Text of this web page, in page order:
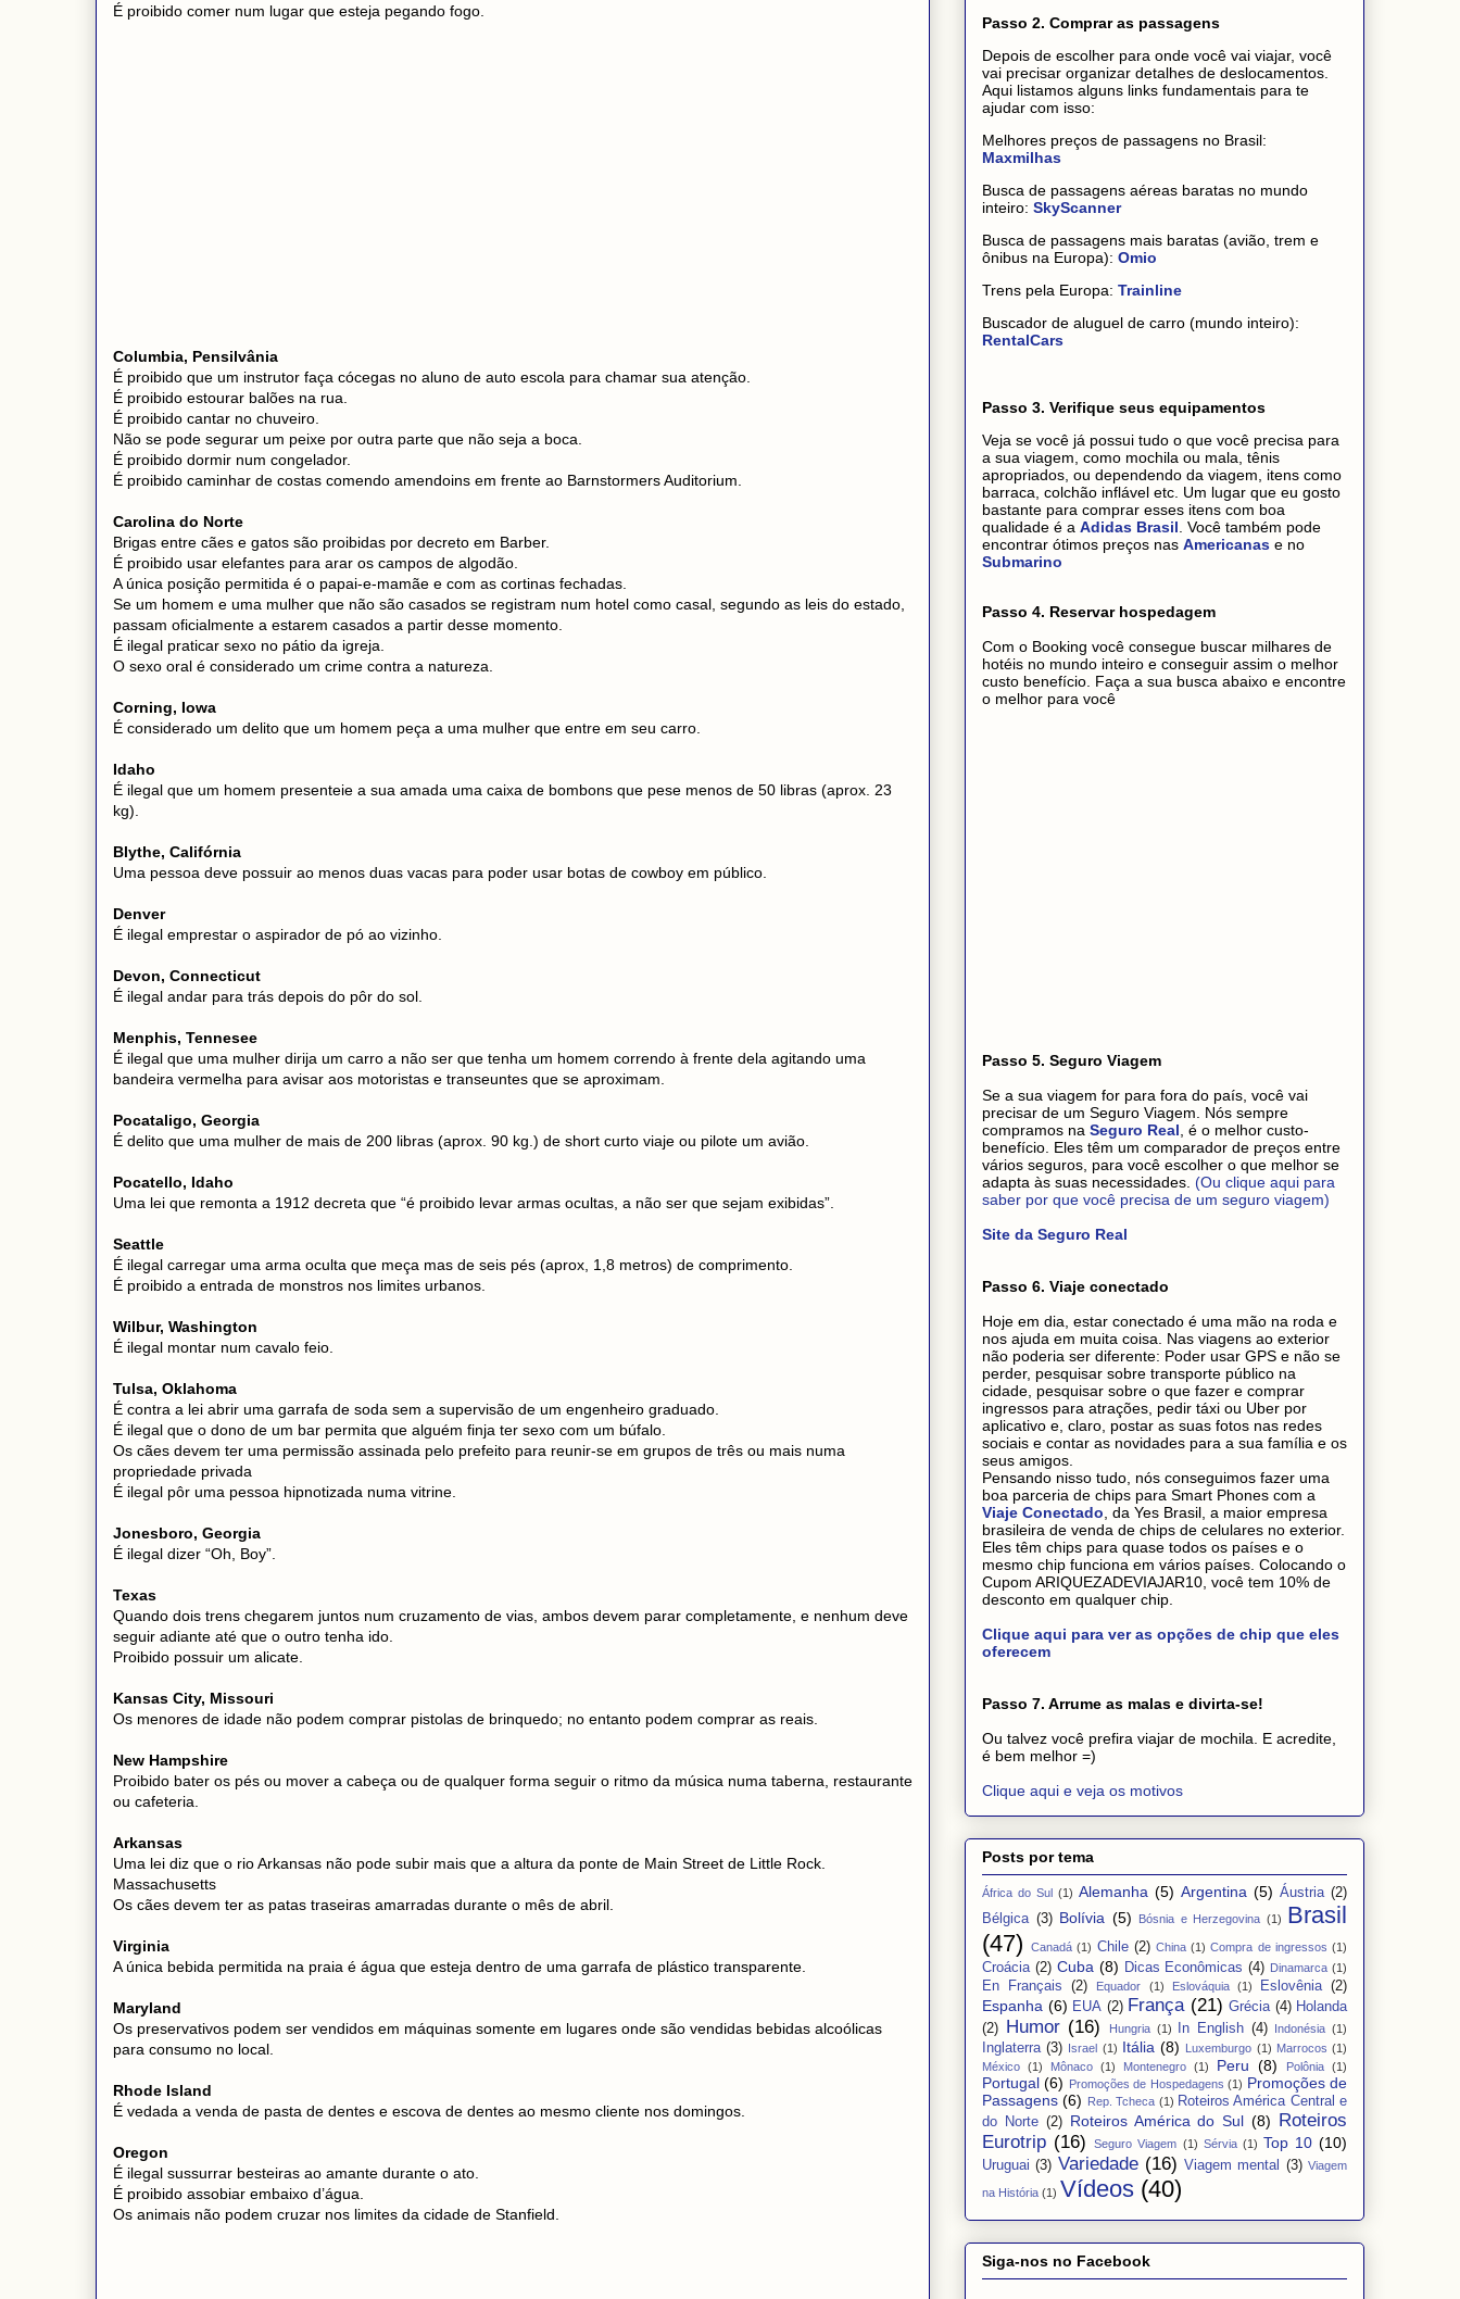
É proibido comer num lugar que esteja pegando fogo.
Columbia, Pensilvânia
É proibido que um instrutor faça cócegas no aluno de auto escola para chamar sua atenção.
É proibido estourar balões na rua.
É proibido cantar no chuveiro.
Não se pode segurar um peixe por outra parte que não seja a boca.
É proibido dormir num congelador.
É proibido caminhar de costas comendo amendoins em frente ao Barnstormers Auditorium.
Carolina do Norte
Brigas entre cães e gatos são proibidas por decreto em Barber.
É proibido usar elefantes para arar os campos de algodão.
A única posição permitida é o papai-e-mamãe e com as cortinas fechadas.
Se um homem e uma mulher que não são casados se registram num hotel como casal, segundo as leis do estado,
passam oficialmente a estarem casados a partir desse momento.
É ilegal praticar sexo no pátio da igreja.
O sexo oral é considerado um crime contra a natureza.
Corning, Iowa
É considerado um delito que um homem peça a uma mulher que entre em seu carro.
Idaho
É ilegal que um homem presenteie a sua amada uma caixa de bombons que pese menos de 50 libras (aprox. 23
kg).
Blythe, Califórnia
Uma pessoa deve possuir ao menos duas vacas para poder usar botas de cowboy em público.
Denver
É ilegal emprestar o aspirador de pó ao vizinho.
Devon, Connecticut
É ilegal andar para trás depois do pôr do sol.
Menphis, Tennesee
É ilegal que uma mulher dirija um carro a não ser que tenha um homem correndo à frente dela agitando uma
bandeira vermelha para avisar aos motoristas e transeuntes que se aproximam.
Pocataligo, Georgia
É delito que uma mulher de mais de 200 libras (aprox. 90 kg.) de short curto viaje ou pilote um avião.
Pocatello, Idaho
Uma lei que remonta a 1912 decreta que “é proibido levar armas ocultas, a não ser que sejam exibidas”.
Seattle
É ilegal carregar uma arma oculta que meça mas de seis pés (aprox, 1,8 metros) de comprimento.
É proibido a entrada de monstros nos limites urbanos.
Wilbur, Washington
É ilegal montar num cavalo feio.
Tulsa, Oklahoma
É contra a lei abrir uma garrafa de soda sem a supervisão de um engenheiro graduado.
É ilegal que o dono de um bar permita que alguém finja ter sexo com um búfalo.
Os cães devem ter uma permissão assinada pelo prefeito para reunir-se em grupos de três ou mais numa
propriedade privada
É ilegal pôr uma pessoa hipnotizada numa vitrine.
Jonesboro, Georgia
É ilegal dizer “Oh, Boy”.
Texas
Quando dois trens chegarem juntos num cruzamento de vias, ambos devem parar completamente, e nenhum deve
seguir adiante até que o outro tenha ido.
Proibido possuir um alicate.
Kansas City, Missouri
Os menores de idade não podem comprar pistolas de brinquedo; no entanto podem comprar as reais.
New Hampshire
Proibido bater os pés ou mover a cabeça ou de qualquer forma seguir o ritmo da música numa taberna, restaurante
ou cafeteria.
Arkansas
Uma lei diz que o rio Arkansas não pode subir mais que a altura da ponte de Main Street de Little Rock.
Massachusetts
Os cães devem ter as patas traseiras amarradas durante o mês de abril.
Virginia
A única bebida permitida na praia é água que esteja dentro de uma garrafa de plástico transparente.
Maryland
Os preservativos podem ser vendidos em máquinas somente em lugares onde são vendidas bebidas alcoólicas
para consumo no local.
Rhode Island
É vedada a venda de pasta de dentes e escova de dentes ao mesmo cliente nos domingos.
Oregon
É ilegal sussurrar besteiras ao amante durante o ato.
É proibido assobiar embaixo d’água.
Os animais não podem cruzar nos limites da cidade de Stanfield.
Passo 2. Comprar as passagens
Depois de escolher para onde você vai viajar, você
vai precisar organizar detalhes de deslocamentos.
Aqui listamos alguns links fundamentais para te
ajudar com isso:
Melhores preços de passagens no Brasil:
Maxmilhas
Busca de passagens aéreas baratas no mundo
inteiro: SkyScanner
Busca de passagens mais baratas (avião, trem e
ônibus na Europa): Omio
Trens pela Europa: Trainline
Buscador de aluguel de carro (mundo inteiro):
RentalCars
Passo 3. Verifique seus equipamentos
Veja se você já possui tudo o que você precisa para
a sua viagem, como mochila ou mala, tênis
apropriados, ou dependendo da viagem, itens como
barraca, colchão inflável etc. Um lugar que eu gosto
bastante para comprar esses itens com boa
qualidade é a Adidas Brasil . Você também pode
encontrar ótimos preços nas Americanas e no
Submarino
Passo 4. Reservar hospedagem
Com o Booking você consegue buscar milhares de
hotéis no mundo inteiro e conseguir assim o melhor
custo benefício. Faça a sua busca abaixo e encontre
o melhor para você
Passo 5. Seguro Viagem
Se a sua viagem for para fora do país, você vai
precisar de um Seguro Viagem. Nós sempre
compramos na Seguro Real , é o melhor custo-
benefício. Eles têm um comparador de preços entre
vários seguros, para você escolher o que melhor se
adapta às suas necessidades. (Ou clique aqui para
saber por que você precisa de um seguro viagem)
Site da Seguro Real
Passo 6. Viaje conectado
Hoje em dia, estar conectado é uma mão na roda e
nos ajuda em muita coisa. Nas viagens ao exterior
não poderia ser diferente: Poder usar GPS e não se
perder, pesquisar sobre transporte público na
cidade, pesquisar sobre o que fazer e comprar
ingressos para atrações, pedir táxi ou Uber por
aplicativo e, claro, postar as suas fotos nas redes
sociais e contar as novidades para a sua família e os
seus amigos.
Pensando nisso tudo, nós conseguimos fazer uma
boa parceria de chips para Smart Phones com a
Viaje Conectado , da Yes Brasil, a maior empresa
brasileira de venda de chips de celulares no exterior.
Eles têm chips para quase todos os países e o
mesmo chip funciona em vários países. Colocando o
Cupom ARIQUEZADEVIAJAR10, você tem 10% de
desconto em qualquer chip.
Clique aqui para ver as opções de chip que eles
oferecem
Passo 7. Arrume as malas e divirta-se!
Ou talvez você prefira viajar de mochila. E acredite,
é bem melhor =)
Clique aqui e veja os motivos
Posts por tema
África do Sul (1) Alemanha (5) Argentina (5) Áustria (2)
Bélgica (3) Bolívia (5) Bósnia e Herzegovina (1) Brasil
(47)
Canadá (1) Chile (2) China (1) Compra de ingressos (1)
Croácia (2) Cuba (8) Dicas Econômicas (4) Dinamarca (1)
En Français (2) Equador (1) Eslováquia (1) Eslovênia (2)
Espanha (6) EUA (2) França (21) Grécia (4) Holanda
(2) Humor (16) Hungria (1) In English (4) Indonésia (1)
Inglaterra (3) Israel (1) Itália (8) Luxemburgo (1) Marrocos (1)
México (1) Mônaco (1) Montenegro (1) Peru (8) Polônia (1)
Portugal (6) Promoções de Hospedagens (1) Promoções de
Passagens (6) Rep. Tcheca (1) Roteiros América Central e
do Norte (2) Roteiros América do Sul (8) Roteiros
Eurotrip (16) Seguro Viagem (1) Sérvia (1) Top 10 (10)
Uruguai (3) Variedade (16) Viagem mental (3) Viagem
na História (1) Vídeos (40)
Siga-nos no Facebook